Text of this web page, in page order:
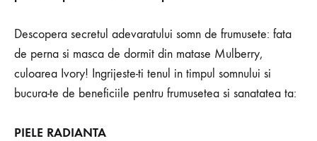
Descopera secretul adevaratului somn de frumusete: fata
de perna si masca de dormit din matase Mulberry,
culoarea Ivory! Ingrijeste-ti tenul in timpul somnului si
bucura-te de beneficiile pentru frumusetea si sanatatea ta:
PIELE RADIANTA